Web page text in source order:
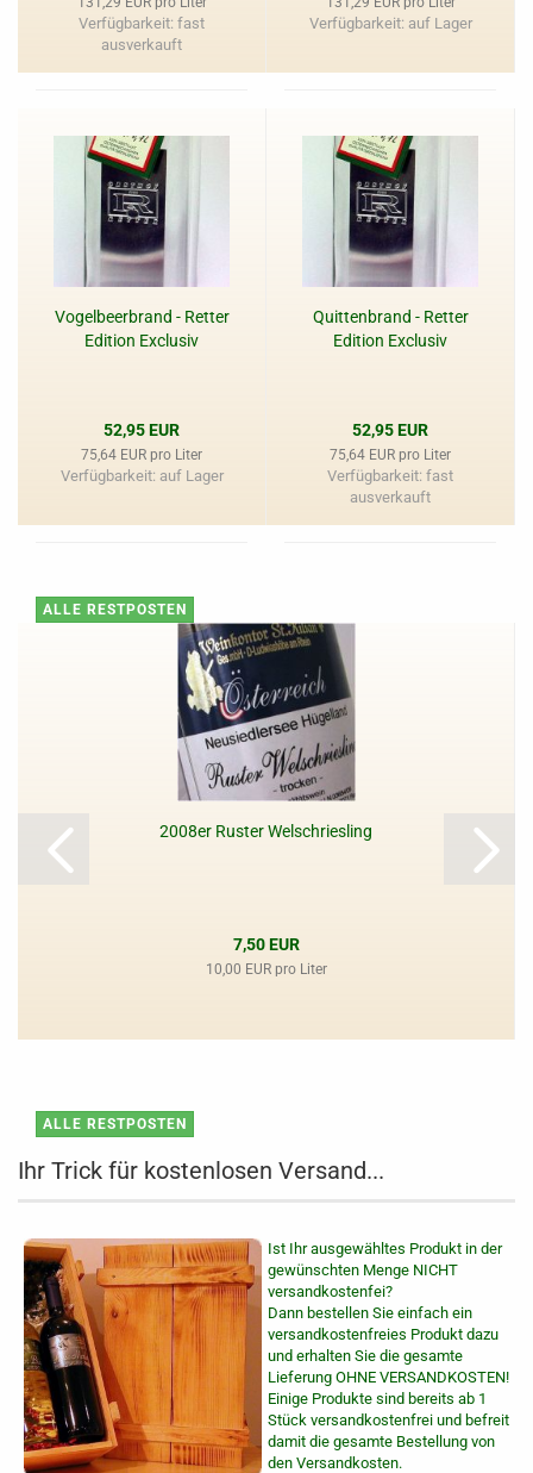
Verfügbarkeit: fast
ausverkauft
Verfügbarkeit: auf Lager
Vogelbeerbrand - Retter
Edition Exclusiv
52,95 EUR
75,64 EUR pro Liter
Verfügbarkeit: auf Lager
Quittenbrand - Retter
Edition Exclusiv
52,95 EUR
75,64 EUR pro Liter
Verfügbarkeit: fast
ausverkauft
ALLE RESTPOSTEN
2008er Ruster Welschriesling
7,50 EUR
10,00 EUR pro Liter
ALLE RESTPOSTEN
Ihr Trick für kostenlosen Versand...
Ist Ihr ausgewähltes Produkt in der
gewünschten Menge NICHT
versandkostenfei?
Dann bestellen Sie einfach ein
versandkostenfreies Produkt dazu
und erhalten Sie die gesamte
Lieferung OHNE VERSANDKOSTEN!
Einige Produkte sind bereits ab 1
Stück versandkostenfrei und befreit
damit die gesamte Bestellung von
den Versandkosten.